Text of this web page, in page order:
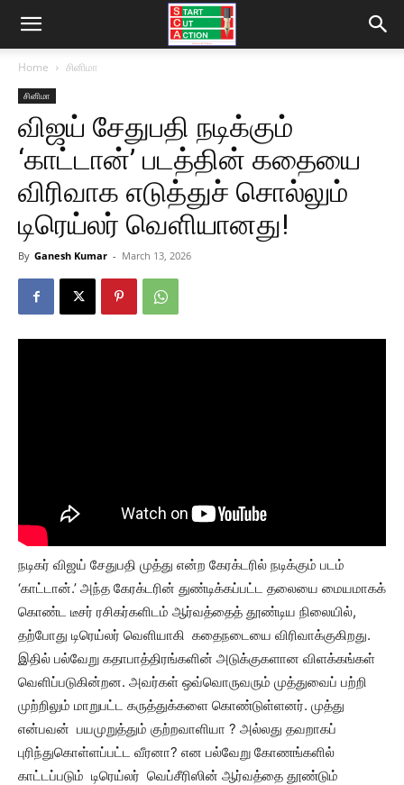
Home சினிமா
சினிமா
விஜய் சேதுபதி நடிக்கும்
‘காட்டான்’ படத்தின் கதையை
விரிவாக எடுத்துச் சொல்லும்
டிரெய்லர் வெளியானது!
By Ganesh Kumar - March 13, 2026
நடிகர் விஜய் சேதுபதி முத்து என்ற கேரக்டரில் நடிக்கும் படம்
‘காட்டான்.’ அந்த கேரக்டரின் துண்டிக்கப்பட்ட தலையை மையமாகக்
கொண்ட டீசர் ரசிகர்களிடம் ஆர்வத்தைத் தூண்டிய நிலையில்,
தற்போது டிரெய்லர் வெளியாகி கதைநடையை விரிவாக்குகிறது.
இதில் பல்வேறு கதாபாத்திரங்களின் அடுக்குகளான விளக்கங்கள்
வெளிப்படுகின்றன. அவர்கள் ஒவ்வொருவரும் முத்துவைப் பற்றி
முற்றிலும் மாறுபட்ட கருத்துக்களை கொண்டுள்ளனர். முத்து
என்பவன் பயமுறுத்தும் குற்றவாளியா ? அல்லது தவறாகப்
புரிந்துகொள்ளப்பட்ட வீரனா? என பல்வேறு கோணங்களில்
காட்டப்படும் டிரெய்லர் வெப்சீரிஸின் ஆர்வத்தை தூண்டும்